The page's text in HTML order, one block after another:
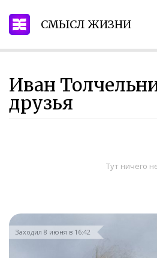
СМЫСЛ ЖИЗНИ
Иван
друзья
Тут ничего
Заходил 8 июня в 16:42